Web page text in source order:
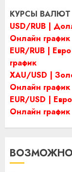
КУРСЫ ВАЛЮТ
USD/RUB |
Онлайн график
EUR/RUB |
график
XAU/USD |
Онлайн график
EUR/USD |
Онлайн график